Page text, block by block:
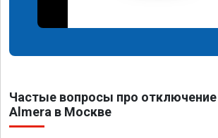
Частые вопросы про отключение
Almera в Москве